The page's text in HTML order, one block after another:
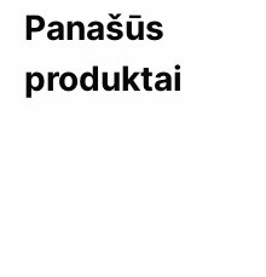
Panašūs
produktai